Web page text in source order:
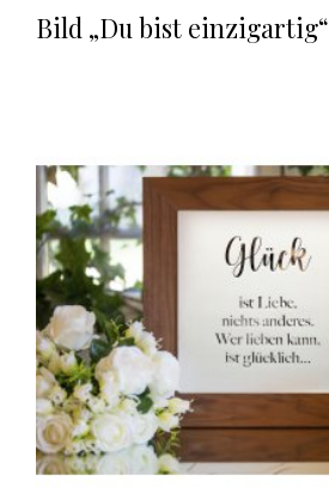
Bild „Du bist einzigartig“